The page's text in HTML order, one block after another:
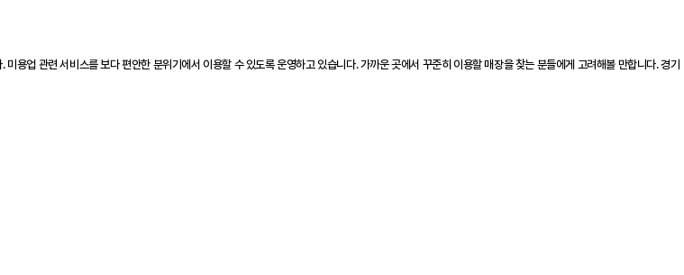
업 관련 서비스를 보다 편안한 분위기에서 이용할 수 있도록 운영하고 있습니다. 가까운 곳에서 꾸준히 이용할 매장을 찾는 분들에게 고려해볼 만합니다. 경기